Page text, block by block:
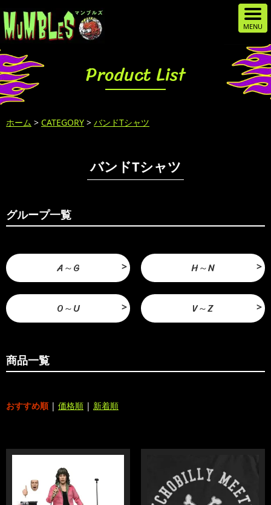
Product List
ホーム > CATEGORY > バンドTシャツ
バンドTシャツ
グループ一覧
A～G H～N
O～U V～Z
商品一覧
おすすめ順 | 価格順 | 新着順